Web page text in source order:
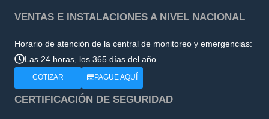
VENTAS E INSTALACIONES A NIVEL NACIONAL
Horario de atención de la central de monitoreo y emergencias:
Las 24 horas, los 365 días del año
COTIZAR PAGUE AQUÍ
CERTIFICACIÓN DE SEGURIDAD